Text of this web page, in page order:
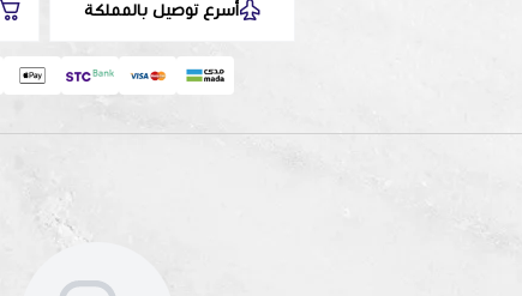
أسرع توصيل بالمملكة